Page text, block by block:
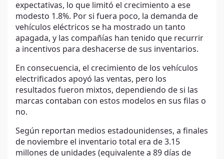
expectativas, lo que limitó el crecimiento a ese
modesto 1.8%. Por si fuera poco, la demanda de
vehículos eléctricos se ha mostrado un tanto
apagada, y las compañías han tenido que recurrir
a incentivos para deshacerse de sus inventarios.
En consecuencia, el crecimiento de los vehículos
electrificados apoyó las ventas, pero los
resultados fueron mixtos, dependiendo de si las
marcas contaban con estos modelos en sus filas o
no.
Según reportan medios estadounidenses, a finales
de noviembre el inventario total era de 3.15
millones de unidades (equivalente a 89 días de